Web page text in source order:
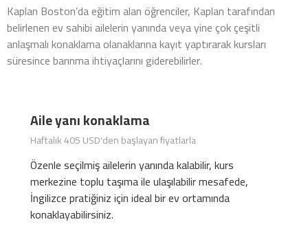
Kaplan Boston’da eğitim alan öğrenciler, Kaplan tarafından
belirlenen ev sahibi ailelerin yanında veya yine çok çeşitli
anlaşmalı konaklama olanaklarına kayıt yaptırarak kursları
süresince barınma ihtiyaçlarını giderebilirler.
Aile yanı konaklama
Haftalık 405 USD'den başlayan fiyatlarla
Özenle seçilmiş ailelerin yanında kalabilir, kurs
merkezine toplu taşıma ile ulaşılabilir mesafede,
İngilizce pratiğiniz için ideal bir ev ortamında
konaklayabilirsiniz.